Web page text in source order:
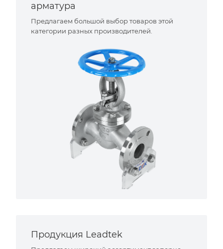
арматура
Предлагаем большой выбор товаров этой
категории разных производителей.
Продукция Leadtek